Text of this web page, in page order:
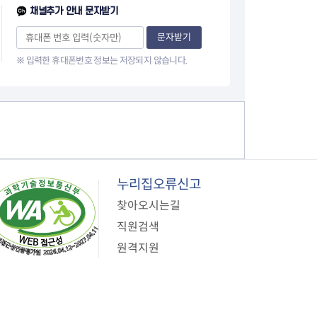
이
지
채널추가 안내 문자받기
문자받기
※ 입력한 휴대폰번호 정보는 저장되지 않습니다.
누리집오류신고
찾아오시는길
직원검색
원격지원